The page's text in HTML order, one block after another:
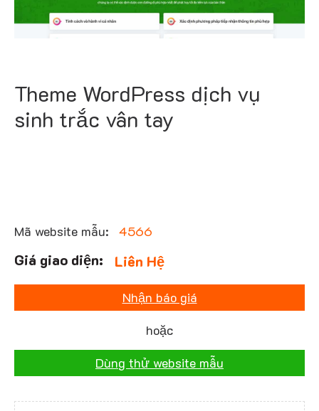
Theme WordPress dịch vụ
sinh trắc vân tay
Mã website mẫu: 4566
Liên Hệ
Nhận báo giá
hoặc
Dùng thử website mẫu